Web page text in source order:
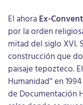
El ahora Ex-
por la orden
mitad del siglo XVI.
construcción que
paisaje tepozteco.
Humanidad" en
de Documentación